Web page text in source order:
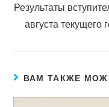
Результаты
августа текущего
ВАМ ТАКЖЕ